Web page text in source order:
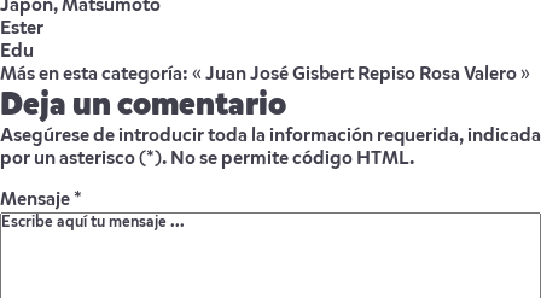
Japón, Matsumoto
Ester
Edu
Más en esta categoría: « Juan José Gisbert Repiso Rosa Valero »
Deja un comentario
Asegúrese de introducir toda la información requerida, indicada
por un asterisco (*). No se permite código HTML.
Mensaje *